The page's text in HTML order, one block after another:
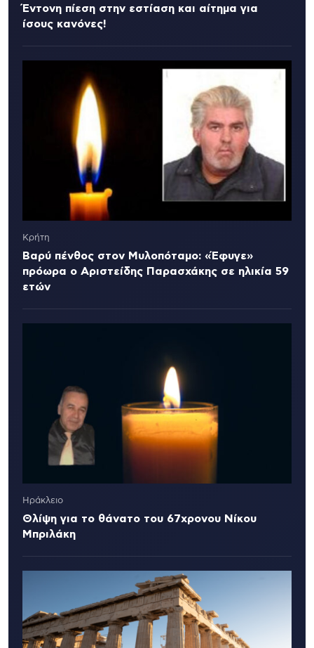
Έντονη πίεση στην εστίαση και αίτημα για
ίσους κανόνες!
Κρήτη
Βαρύ πένθος στον Μυλοπόταμο: «Έφυγε»
πρόωρα ο Αριστείδης Παρασχάκης σε ηλικία 59
ετών
Ηράκλειο
Θλίψη για το θάνατο του 67χρονου Νίκου
Μπριλάκη